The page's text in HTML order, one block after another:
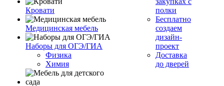
Кровати
Медицинская мебель
Наборы для ОГЭ/ГИА
Физика
Химия
полки
Бесплатно
создаем
дизайн-
проект
Доставка
до дверей